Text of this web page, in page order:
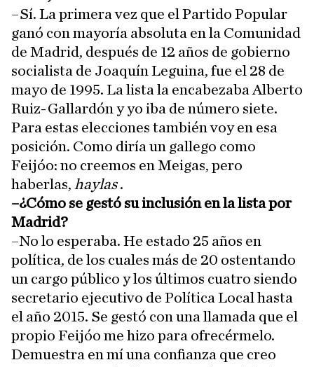
–Sí. La primera vez que el Partido Popular
ganó con mayoría absoluta en la Comunidad
de Madrid, después de 12 años de gobierno
socialista de Joaquín Leguina, fue el 28 de
mayo de 1995. La lista la encabezaba Alberto
Ruiz-Gallardón y yo iba de número siete.
Para estas elecciones también voy en esa
posición. Como diría un gallego como
Feijóo: no creemos en Meigas, pero
haberlas, haylas.
–¿Cómo se gestó su inclusión en la lista por
Madrid?
–No lo esperaba. He estado 25 años en
política, de los cuales más de 20 ostentando
un cargo público y los últimos cuatro siendo
secretario ejecutivo de Política Local hasta
el año 2015. Se gestó con una llamada que el
propio Feijóo me hizo para ofrecérmelo.
Demuestra en mí una confianza que creo